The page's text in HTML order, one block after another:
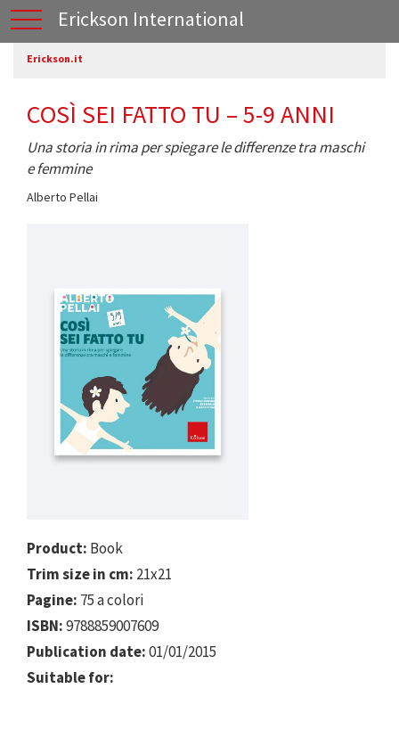
Erickson International
Erickson.it
COSÌ SEI FATTO TU – 5-9 ANNI
Una storia in rima per spiegare le differenze tra maschi
e femmine
Alberto Pellai
Product: Book
Trim size in cm: 21x21
Pagine: 75 a colori
ISBN:9788859007609
Publication date:01/01/2015
Suitable for: